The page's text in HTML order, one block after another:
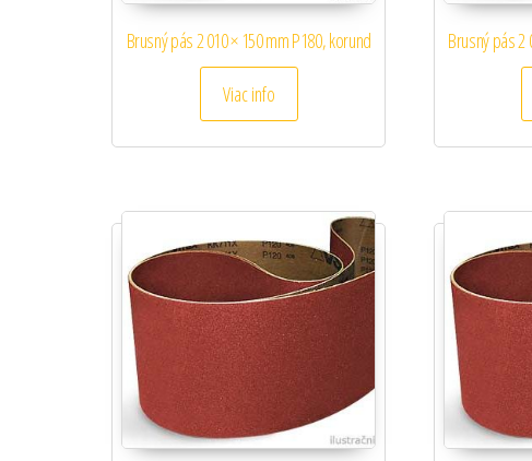
Brusný pás 2 010 × 150 mm P180, korund
Viac info
Brusný pás 2